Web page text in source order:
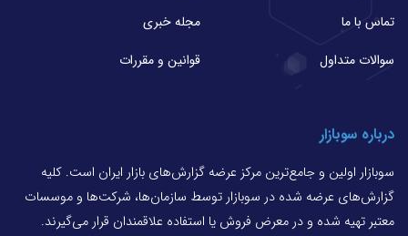
تماس با ما
مجله خبری
سوالات متداول
قوانین و مقررات
درباره سوبازار
سوبازار اولین و جامع‌ترین مرکز عرضه گزارش‌های بازار ایران است. کلیه
گزارش‌های عرضه شده در سوبازار توسط سازمان‌ها، شرکت‌ها و موسسات
معتبر تهیه شده و در معرض فروش یا استفاده علاقمندان قرار می‌گیرند.